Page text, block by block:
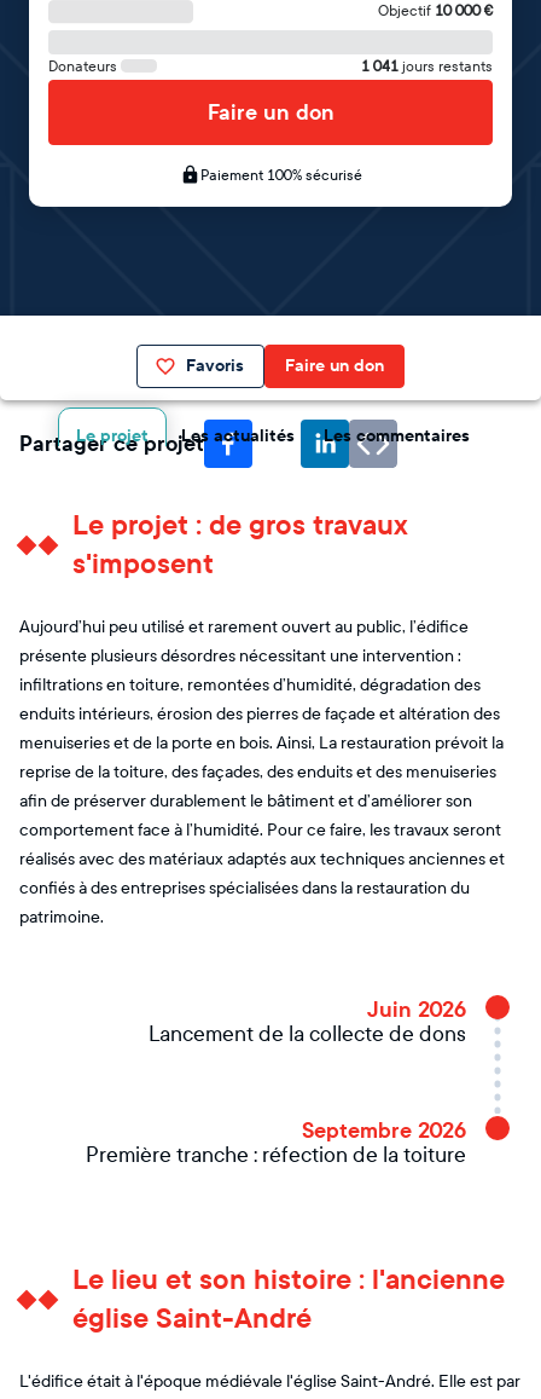
Objectif 10 000€
Donateurs 1 041 jours restants
Faire un don
Paiement 100% sécurisé
Favoris Faire un don
Le projet Les actualités Les commentaires
Partager ce projet
Le projet : de gros travaux
s'imposent
Aujourd’hui peu utilisé et rarement ouvert au public, l’édifice
présente plusieurs désordres nécessitant une intervention :
infiltrations en toiture, remontées d’humidité, dégradation des
enduits intérieurs, érosion des pierres de façade et altération des
menuiseries et de la porte en bois. Ainsi, La restauration prévoit la
reprise de la toiture, des façades, des enduits et des menuiseries
afin de préserver durablement le bâtiment et d’améliorer son
comportement face à l’humidité. Pour ce faire, les travaux seront
réalisés avec des matériaux adaptés aux techniques anciennes et
confiés à des entreprises spécialisées dans la restauration du
patrimoine.
Juin 2026
Lancement de la collecte de dons
Septembre 2026
Première tranche : réfection de la toiture
Le lieu et son histoire : l'ancienne
église Saint-André
L'édifice était à l'époque médiévale l'église Saint-André. Elle est par